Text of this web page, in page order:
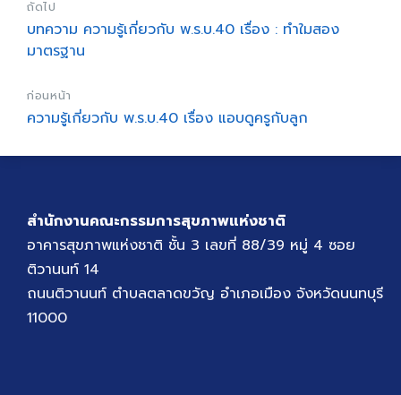
ถัดไป
บทความ ความรู้เกี่ยวกับ พ.ร.บ.40 เรื่อง : ทำใมสอง
มาตรฐาน
ก่อนหน้า
ความรู้เกี่ยวกับ พ.ร.บ.40 เรื่อง แอบดูครูกับลูก
สำนักงานคณะกรรมการสุขภาพแห่งชาติ
อาคารสุขภาพแห่งชาติ ชั้น 3 เลขที่ 88/39 หมู่ 4 ซอย
ติวานนท์ 14
ถนนติวานนท์ ตำบลตลาดขวัญ อำเภอเมือง จังหวัดนนทบุรี
11000